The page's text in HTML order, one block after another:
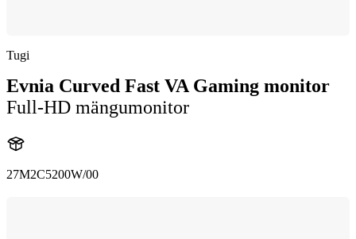
Tugi
Evnia Curved Fast VA Gaming monitor
Full-HD mängumonitor
27M2C5200W/00